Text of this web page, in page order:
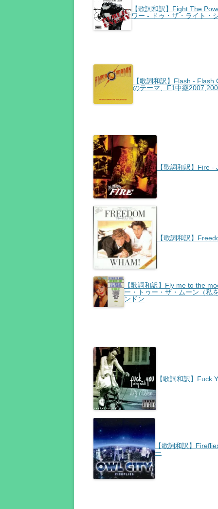
【歌詞和訳】Fight The
ワー - ドゥ・ザ・ライト・
【歌詞和訳】Flash -
のテーマ、F1中継
【歌詞和訳】Fire
【歌詞和訳】
【歌詞和訳】Fly me to the
ー・トゥー・ザ・ムーン（私
ンドン
【歌詞和訳】Fuck
【歌詞和訳】
ー